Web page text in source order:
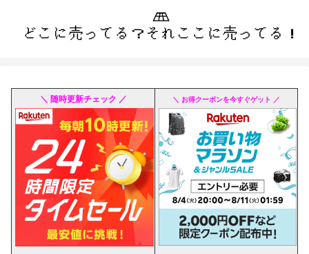
＼ 随時更新チェック ／ ＼ お得クーポンを今すぐゲット ／